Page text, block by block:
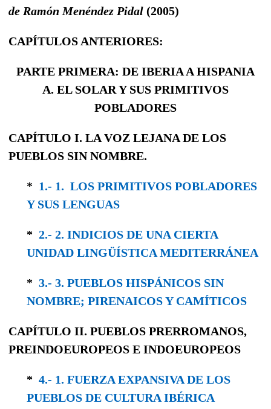
de Ramón Menéndez Pidal (2005)
CAPÍTULOS ANTERIORES:
PARTE PRIMERA: DE IBERIA A HISPANIA
A. EL SOLAR Y SUS PRIMITIVOS
POBLADORES
CAPÍTULO I. LA VOZ LEJANA DE LOS
PUEBLOS SIN NOMBRE.
* 1.- 1. LOS PRIMITIVOS POBLADORES
Y SUS LENGUAS
* 2.- 2. INDICIOS DE UNA CIERTA
UNIDAD LINGÜÍSTICA MEDITERRÁNEA
* 3.- 3. PUEBLOS HISPÁNICOS SIN
NOMBRE; PIRENAICOS Y CAMÍTICOS
CAPÍTULO II. PUEBLOS PRERROMANOS,
PREINDOEUROPEOS E INDOEUROPEOS
* 4.- 1. FUERZA EXPANSIVA DE LOS
PUEBLOS DE CULTURA IBÉRICA